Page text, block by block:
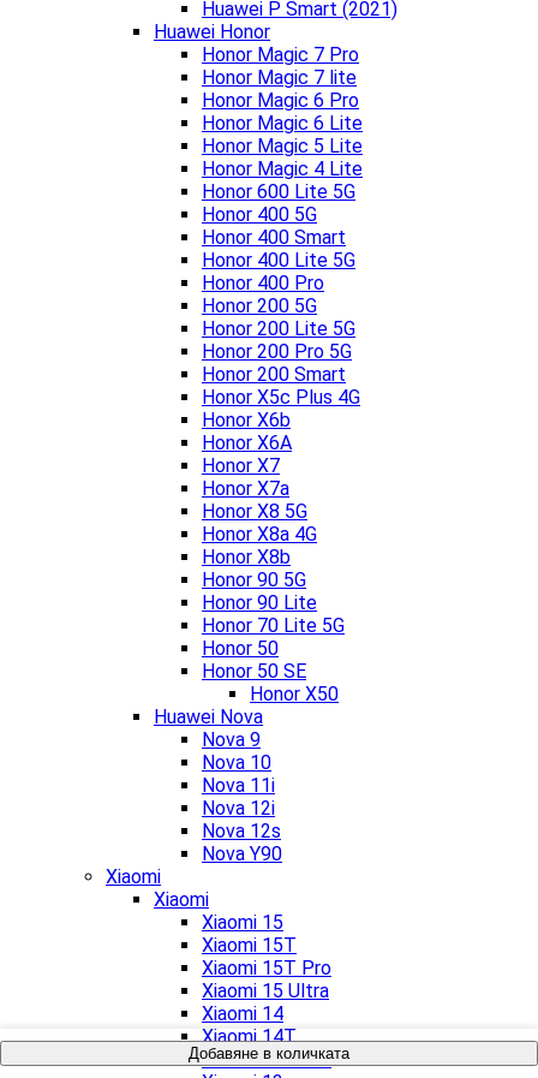
Добавяне в количката
Huawei P Smart (2021)
Huawei Honor
Honor Magic 7 Pro
Honor Magic 7 lite
Honor Magic 6 Pro
Honor Magic 6 Lite
Honor Magic 5 Lite
Honor Magic 4 Lite
Honor 600 Lite 5G
Honor 400 5G
Honor 400 Smart
Honor 400 Lite 5G
Honor 400 Pro
Honor 200 5G
Honor 200 Lite 5G
Honor 200 Pro 5G
Honor 200 Smart
Honor X5c Plus 4G
Honor X6b
Honor X6A
Honor X7
Honor X7a
Honor X8 5G
Honor X8a 4G
Honor X8b
Honor 90 5G
Honor 90 Lite
Honor 70 Lite 5G
Honor 50
Honor 50 SE
Honor X50
Huawei Nova
Nova 9
Nova 10
Nova 11i
Nova 12i
Nova 12s
Nova Y90
Xiaomi
Xiaomi
Xiaomi 15
Xiaomi 15T
Xiaomi 15T Pro
Xiaomi 15 Ultra
Xiaomi 14
Xiaomi 14T
Xiaomi 14T Pro